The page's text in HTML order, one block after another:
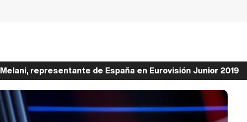
Melani, representante de España en Eurovisión Junior 2019